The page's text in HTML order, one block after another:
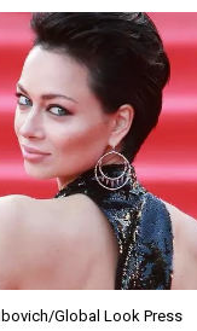
Global Look Press